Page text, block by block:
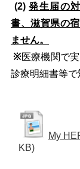
(2)発生届の
書、滋賀県の
ません。
※医療機関で
診療明細書等で
My
KB)